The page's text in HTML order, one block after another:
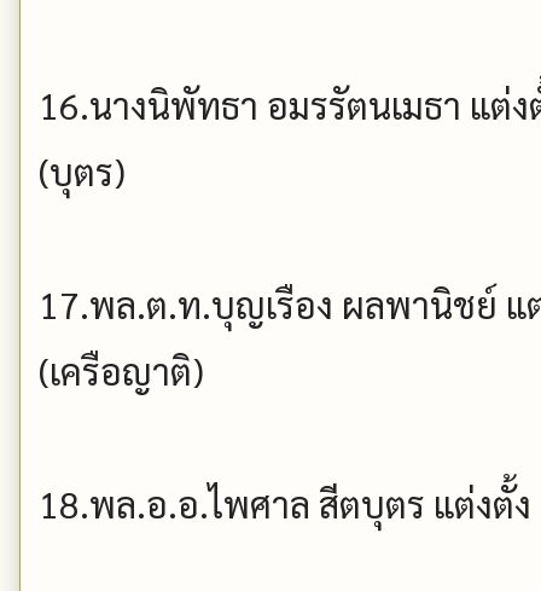
16.นางนิพัทธา อมรรัตนเมธา แต่
(บุตร)
17.พล.ต.ท.บุญเรือง ผลพานิชย์
(เครือญาติ)
18.พล.อ.อ.ไพศาล สีตบุตร แต่งตั้